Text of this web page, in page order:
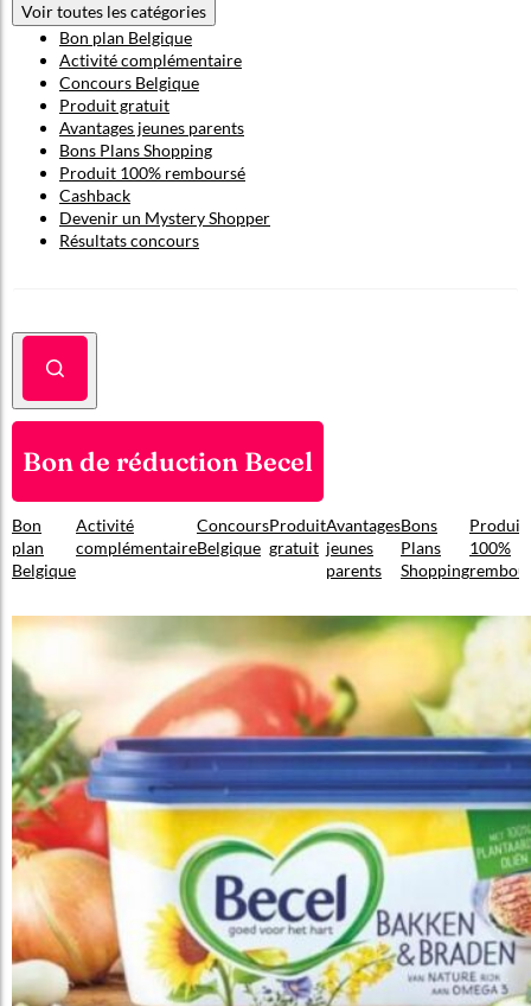
Voir toutes les catégories
Bon plan Belgique
Activité complémentaire
Concours Belgique
Produit gratuit
Avantages jeunes parents
Bons Plans Shopping
Produit 100% remboursé
Cashback
Devenir un Mystery Shopper
Résultats concours
Bon de réduction Becel
Bon
plan
Belgique
Activité
complémentaire
Concours
Belgique
Produit
gratuit
Avantages
jeunes
parents
Bons
Plans
Shopping
Produit
100%